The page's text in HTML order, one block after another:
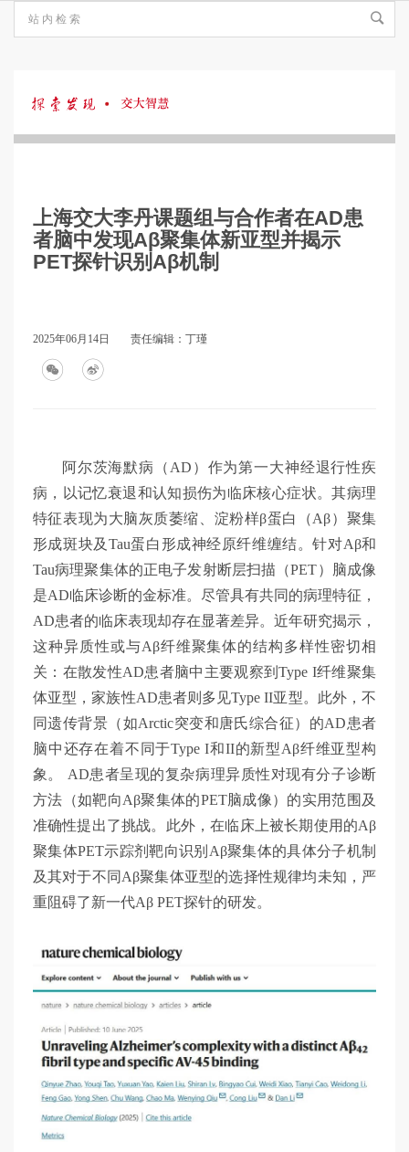
探
发
大
智
慧
上海交大李丹课题组与合作者在AD患
者脑中发现Aβ聚集体新亚型并揭示
PET探针识别Aβ机制
2025年06月14日 责任编辑：丁瑾
阿尔茨海默病（AD）作为第一大神经退行性疾
病，以记忆衰退和认知损伤为临床核心症状。其病理
特征表现为大脑灰质萎缩、淀粉样β蛋白（Aβ）聚集
形成斑块及Tau蛋白形成神经原纤维缠结。针对Aβ和
Tau病理聚集体的正电子发射断层扫描（PET）脑成像
是AD临床诊断的金标准。尽管具有共同的病理特征，
AD患者的临床表现却存在显著差异。近年研究揭示，
这种异质性或与Aβ纤维聚集体的结构多样性密切相
关：在散发性AD患者脑中主要观察到Type I纤维聚集
体亚型，家族性AD患者则多见Type II亚型。此外，不
同遗传背景（如Arctic突变和唐氏综合征）的AD患者
脑中还存在着不同于Type I和II的新型Aβ纤维亚型构
象。 AD患者呈现的复杂病理异质性对现有分子诊断
方法（如靶向Aβ聚集体的PET脑成像）的实用范围及
准确性提出了挑战。此外，在临床上被长期使用的Aβ
聚集体PET示踪剂靶向识别Aβ聚集体的具体分子机制
及其对于不同Aβ聚集体亚型的选择性规律均未知，严
重阻碍了新一代Aβ PET探针的研发。